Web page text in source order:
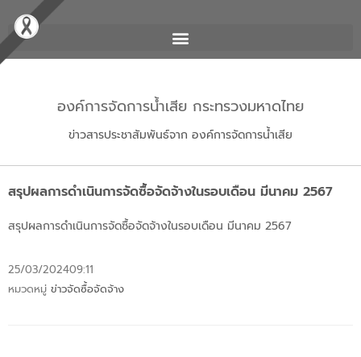
องค์การจัดการน้ำเสีย กระทรวงมหาดไทย
ข่าวสารประชาสัมพันธ์จาก องค์การจัดการน้ำเสีย
สรุปผลการดำเนินการจัดซื้อจัดจ้างในรอบเดือน มีนาคม 2567
สรุปผลการดำเนินการจัดซื้อจัดจ้างในรอบเดือน มีนาคม 2567
25/03/202409:11
หมวดหมู่ ข่าวจัดซื้อจัดจ้าง